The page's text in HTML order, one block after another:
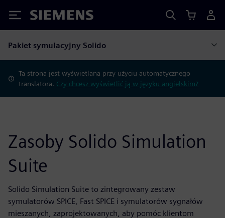
Siemens
Pakiet symulacyjny Solido
Ta strona jest wyświetlana przy użyciu automatycznego
translatora. Czy chcesz wyświetlić ją w języku angielskim?
Zasoby Solido Simulation
Suite
Solido Simulation Suite to zintegrowany zestaw
symulatorów SPICE, Fast SPICE i symulatorów sygnałów
mieszanych, zaprojektowanych, aby pomóc klientom